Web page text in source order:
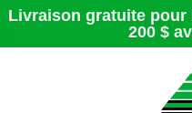
Livraison gratuite pour
200 $